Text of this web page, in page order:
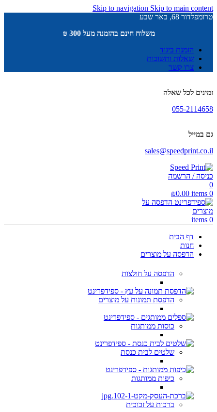
Skip to navigation Skip to main content
טרומפלדור 68, באר שבע
משלוח חינם בהזמנה מעל 300 ₪
הזמנת ביגוד
שאלות ותשובות
צרו קשר
זמינים לכל שאלה
055-2114658
גם במייל
sales@speedprint.co.il
כניסה / הרשמה
0
0
items
₪0.00
0
items
דף הבית
חנות
הדפסה על מוצרים
הדפסה על חולצות
הדפסת תמונות על מוצרים
כוסות ממותגות
שלטים לבית כנסת
כיפות ממותגות
ברכות על זכוכית